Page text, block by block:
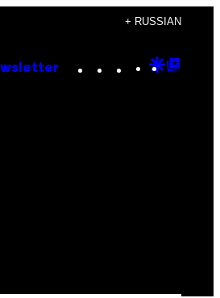
+ RUSSIAN
Instagram
TikTok
YouTube
Google